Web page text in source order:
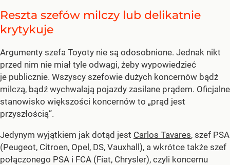
Reszta szefów milczy lub delikatnie
krytykuje
Argumenty szefa Toyoty nie są odosobnione. Jednak nikt
przed nim nie miał tyle odwagi, żeby wypowiedzieć
je publicznie. Wszyscy szefowie dużych koncernów bądź
milczą, bądź wychwalają pojazdy zasilane prądem. Oficjalne
stanowisko większości koncernów to „prąd jest
przyszłością”.
Jedynym wyjątkiem jak dotąd jest Carlos Tavares, szef PSA
(Peugeot, Citroen, Opel, DS, Vauxhall), a wkrótce także szef
połączonego PSA i FCA (Fiat, Chrysler), czyli koncernu